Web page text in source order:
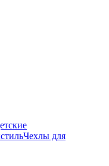
Чехлы для